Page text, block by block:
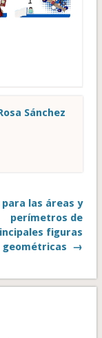
Sánchez
para las áreas y
perímetros de
figuras
geométricas →